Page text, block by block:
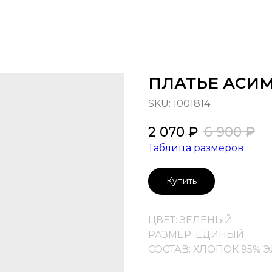
ПЛАТЬЕ
SKU: 1001814
2 070 ₽ 6 900 ₽
Таблица размеров
Купить
ЦВЕТ: ЗЕЛЕНЫЙ
РАЗМЕР: ЕДИНЫЙ
СОСТАВ: ХЛОПОК 95%